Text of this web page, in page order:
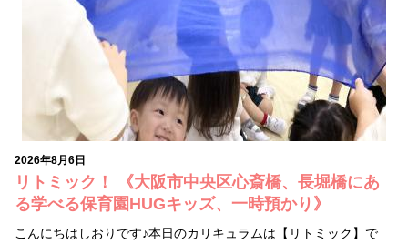
2026年8月6日
リトミック！ 《大阪市中央区心斎橋、長堀橋にあ
る学べる保育園HUGキッズ、一時預かり》
こんにちはしおりです♪本日のカリキュラムは【リトミック】で